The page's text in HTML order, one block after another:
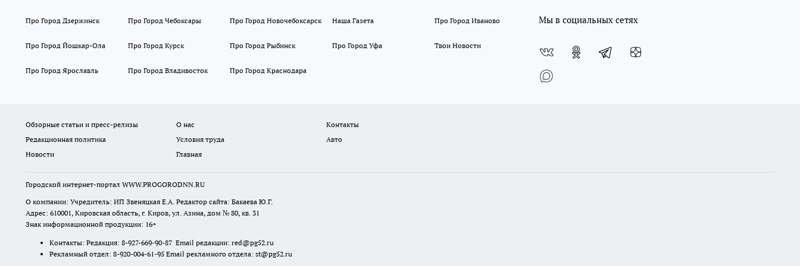
Про Город Дзержинск Про Город Чебоксары Про Город Новочебоксарск Наша Газета Про Город Иваново
Про Город Йошкар-Ола Про Город Курск Про Город Рыбинск Про Город Уфа Твои Новости
Про Город Ярославль Про Город Владивосток Про Город Краснодара
Мы в социальных сетях
Обзорные статьи и пресс-релизы О нас
Контакты
Редакционная политика
Условия труда
Авто
Новости
Главная
Городской интернет-портал WWW.PROGORODNN.RU
О компании: Учредитель: ИП Звеняцкая Е.А. Редактор сайта: Бакаева Ю.Г.
Адрес: 610001, Кировская область, г. Киров, ул. Азина, дом № 80, кв. 31
Знак информационной продукции: 16+
Контакты: Редакция: 8-927-669-90-87 Email редакции: red@pg52.ru
Рекламный отдел: 8-920-004-61-95 Email рекламного отдела: st@pg52.ru